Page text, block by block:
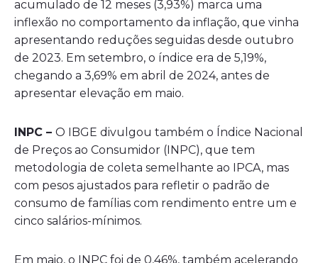
acumulado de 12 meses (3,93%) marca uma
inflexão no comportamento da inflação, que vinha
apresentando reduções seguidas desde outubro
de 2023. Em setembro, o índice era de 5,19%,
chegando a 3,69% em abril de 2024, antes de
apresentar elevação em maio.
INPC – O IBGE divulgou também o Índice Nacional
de Preços ao Consumidor (INPC), que tem
metodologia de coleta semelhante ao IPCA, mas
com pesos ajustados para refletir o padrão de
consumo de famílias com rendimento entre um e
cinco salários-mínimos.
Em maio, o INPC foi de 0,46%, também acelerando